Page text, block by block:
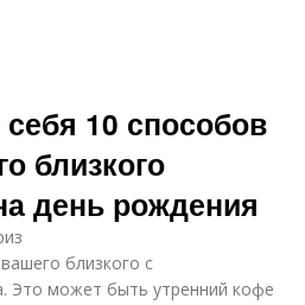
10 способов
близкого
день рождения
близкого с
Это может быть утренний кофе